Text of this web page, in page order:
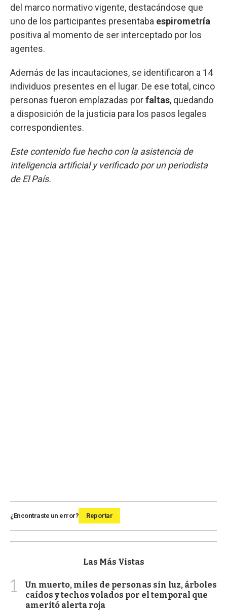
del marco normativo vigente, destacándose que
uno de los participantes presentaba espirometría
positiva al momento de ser interceptado por los
agentes.
Además de las incautaciones, se identificaron a 14
individuos presentes en el lugar. De ese total, cinco
personas fueron emplazadas porfaltas, quedando
a disposición de la justicia para los pasos legales
correspondientes.
Este contenido fue hecho con la asistencia de
inteligencia artificial y verificado por un periodista
de El País.
¿Encontraste un error? Reportar
Las Más Vistas
1
Un muerto, miles de personas sin luz, árboles
caídos y techos volados por el temporal que
ameritó alerta roja